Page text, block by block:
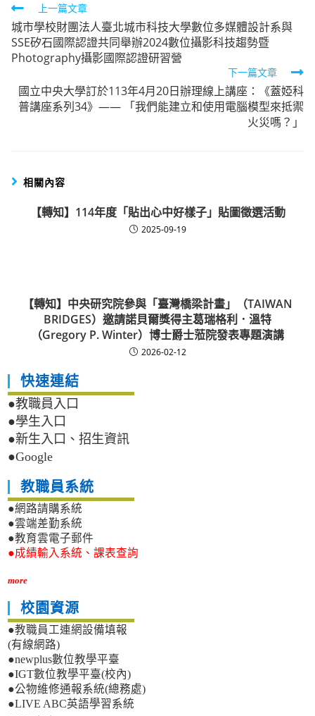
Read
more
articles
上一篇文章
城市學校財團法人臺北城市科技大學數位多媒體設計系與
SSE矽石國際認證共同舉辦2024數位攝影科技趨勢暨
Photography攝影國際認證研習營
下一篇文章
國立中央大學訂於113年4月20日辦理線上講座：《蓋婭科
普講座系列34》—— 「我們能建立和使用電腦模型來抵禦
火災嗎？」
相關內容
【轉知】114年度「貼出心中好樣子」貼圖徵選活動
2025-09-19
【轉知】中央研究院參與「臺灣橋梁計畫」（TAIWAN
BRIDGES）邀請諾貝爾獎得主葛瑞格利．溫特
（Gregory P. Winter）博士爵士蒞院發表專題演講
2026-02-12
快速連結
●教職員入口
●學生入口
●新生入口、招生資訊
●Google
教職員系統
●網路請購系統
●雲端差勤系統
●教育雲電子郵件
●成績輸入系統、課表查詢
more
校園資源
●教職員工連網設備填報
(有線網路)
●newplus數位教學平臺
●IGT數位教學平臺(校內)
●公物維修通報系統(總務處)
●LIVE ABC英語學習系統